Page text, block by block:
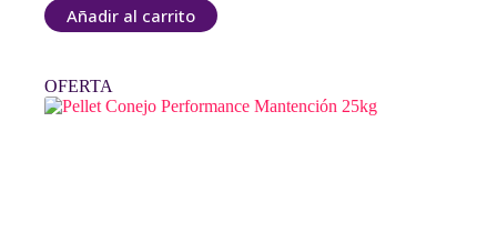
Añadir al carrito
OFERTA